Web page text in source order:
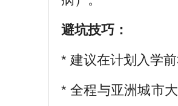
避坑技巧：
* 建议在计划入学
*全程与亚洲城市